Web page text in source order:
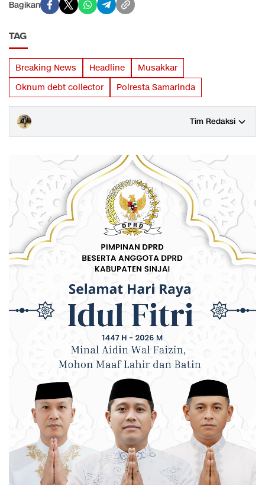
Bagikan
TAG
Breaking News Headline
Musakkar
Oknum debt collector
Polresta Samarinda
Tim Redaksi